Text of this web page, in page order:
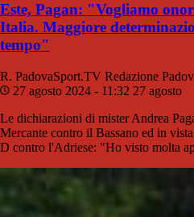
Este, Pagan: "Vogliamo
Italia. Maggiore
tempo"
R. PadovaSport.TV Redazione
27 agosto 2024 - 11:32 27 agosto
Le dichiarazioni di mister Andrea
Mercante contro il Bassano ed in
D contro l'Adriese: "Ho visto molta